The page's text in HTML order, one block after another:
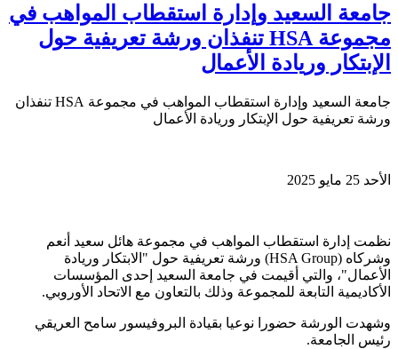
جامعة السعيد وإدارة استقطاب المواهب في
مجموعة HSA تنفذان ورشة تعريفية حول
الإبتكار وريادة الأعمال
جامعة السعيد وإدارة استقطاب المواهب في مجموعة HSA تنفذان
ورشة تعريفية حول الإبتكار وريادة الأعمال
الأحد 25 مايو 2025
نظمت إدارة استقطاب المواهب في مجموعة هائل سعيد أنعم
وشركاه (HSA Group) ورشة تعريفية حول "الابتكار وريادة
الأعمال"، والتي أقيمت في جامعة السعيد إحدى المؤسسات
الأكاديمية التابعة للمجموعة وذلك بالتعاون مع الاتحاد الأوروبي.
وشهدت الورشة حضورا نوعيا بقيادة البروفيسور سامح العريقي
رئيس الجامعة.